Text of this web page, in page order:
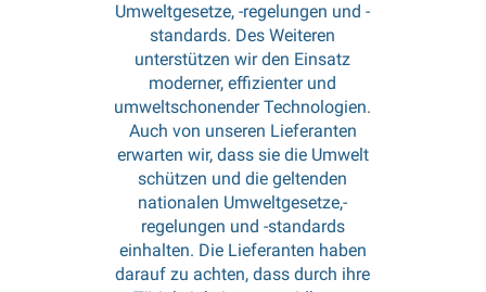
Umweltgesetze, -regelungen und -
standards. Des Weiteren
unterstützen wir den Einsatz
moderner, effizienter und
umweltschonender Technologien.
Auch von unseren Lieferanten
erwarten wir, dass sie die Umwelt
schützen und die geltenden
nationalen Umweltgesetze,-
regelungen und -standards
einhalten. Die Lieferanten haben
darauf zu achten, dass durch ihre